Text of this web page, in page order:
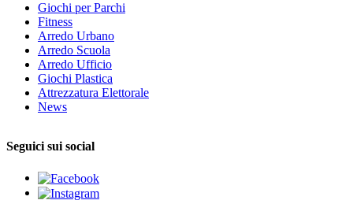
Giochi per Parchi
Fitness
Arredo Urbano
Arredo Scuola
Arredo Ufficio
Giochi Plastica
Attrezzatura Elettorale
News
Seguici sui social